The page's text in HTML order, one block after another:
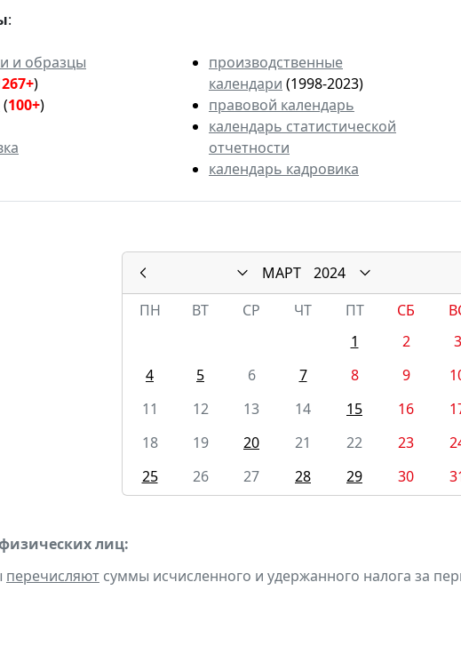
:
и образцы
)
(100+)
производственные
календари (1998-2023)
правовой календарь
календарь статистической
отчетности
календарь кадровика
МАРТ
2024
ПН
ВТ СР ЧТ ПТ СБ
1
2
3
4
5 6 7 8 9
11
12 13 14 15 16
18
19 20 21 22 23
25
26 27 28 29 30
лиц:
перечисляют суммы исчисленного и удержанного налога за